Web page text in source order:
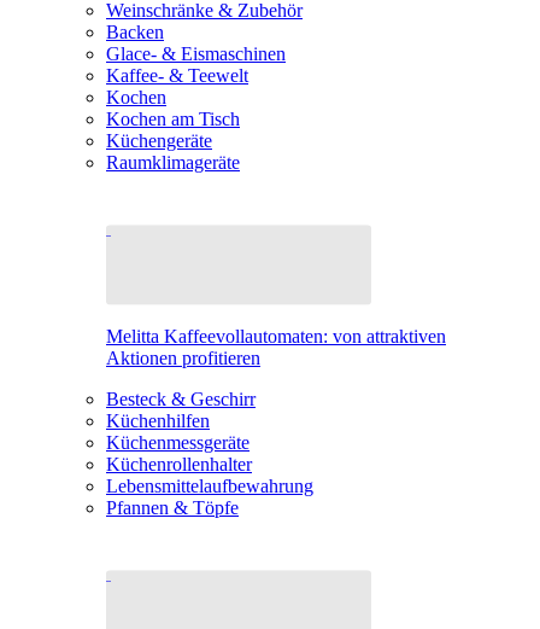
Weinschränke & Zubehör
Backen
Glace- & Eismaschinen
Kaffee- & Teewelt
Kochen
Kochen am Tisch
Küchengeräte
Raumklimageräte
Melitta Kaffeevollautomaten: von attraktiven
Aktionen profitieren
Besteck & Geschirr
Küchenhilfen
Küchenmessgeräte
Küchenrollenhalter
Lebensmittelaufbewahrung
Pfannen & Töpfe